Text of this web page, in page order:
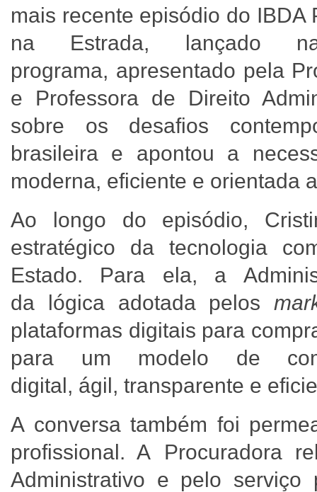
mais recente episódio do
na Estrada, lançado
programa, apresentado pela
e Professora de Direito
sobre os desafios
brasileira e apontou a
moderna, eficiente e orientada
Ao longo do episódio,
estratégico da tecnologia
Estado. Para ela, a
da lógica adotada pelos
plataformas digitais para
para um modelo de
digital, ágil, transparente e
A conversa também foi
profissional. A Procuradora
Administrativo e pelo serviço